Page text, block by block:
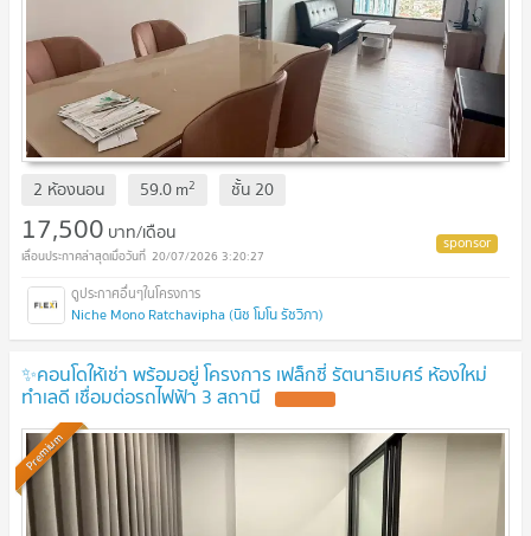
2 ห้องนอน 59.0m2 ชั้น 20
17,500 บาท/เดือน
20/07/2026 3:20:27
Niche Mono Ratchavipha (นิช โมโน รัชวิภา)
✨คอนโดให้เช่า พร้อมอยู่ โครงการ เฟล็กซี่ รัตนาธิเบศร์ ห้องใหม่
ทำเลดี เชื่อมต่อรถไฟฟ้า 3 สถานี
Premium